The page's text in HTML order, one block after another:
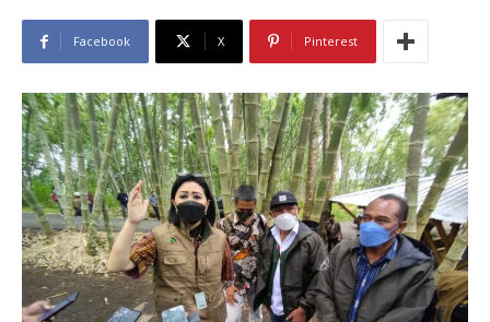
Facebook X Pinterest